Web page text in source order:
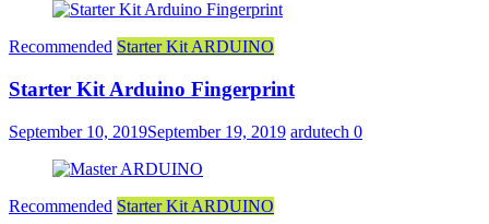
Recommended Starter Kit ARDUINO
Starter Kit Arduino Fingerprint
September 10, 2019September 19, 2019 ardutech 0
Recommended Starter Kit ARDUINO